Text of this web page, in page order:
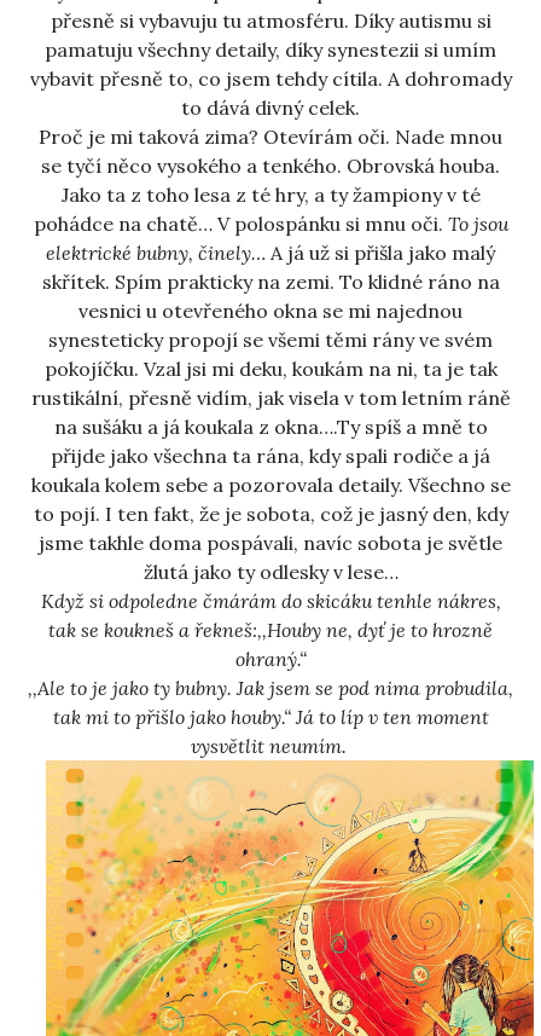
přesně si vybavuju tu atmosféru. Díky autismu si
pamatuju všechny detaily, díky synestezii si umím
vybavit přesně to, co jsem tehdy cítila. A dohromady
to dává divný celek.
Proč je mi taková zima? Otevírám oči. Nade mnou
se tyčí něco vysokého a tenkého. Obrovská houba.
Jako ta z toho lesa z té hry, a ty žampiony v té
pohádce na chatě… V polospánku si mnu oči. To jsou
elektrické bubny, činely… A já už si přišla jako malý
skřítek. Spím prakticky na zemi. To klidné ráno na
vesnici u otevřeného okna se mi najednou
synesteticky propojí se všemi těmi rány ve svém
pokojíčku. Vzal jsi mi deku, koukám na ni, ta je tak
rustikální, přesně vidím, jak visela v tom letním ráně
na sušáku a já koukala z okna….Ty spíš a mně to
přijde jako všechna ta rána, kdy spali rodiče a já
koukala kolem sebe a pozorovala detaily. Všechno se
to pojí. I ten fakt, že je sobota, což je jasný den, kdy
jsme takhle doma pospávali, navíc sobota je světle
žlutá jako ty odlesky v lese…
Když si odpoledne čmárám do skicáku tenhle nákres,
tak se koukneš a řekneš:,,Houby ne, dyť je to hrozně
ohraný.“
,,Ale to je jako ty bubny. Jak jsem se pod nima probudila,
tak mi to přišlo jako houby.“ Já to líp v ten moment
vysvětlit neumím.